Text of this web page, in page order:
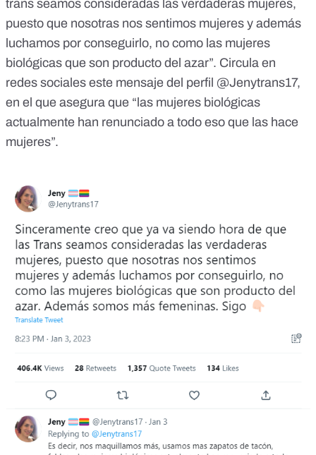
trans seamos consideradas las verdaderas mujeres,
puesto que nosotras nos sentimos mujeres y además
luchamos por conseguirlo, no como las mujeres
biológicas que son producto del azar”. Circula en
redes sociales este mensaje del perfil @Jenytrans17,
en el que asegura que “las mujeres biológicas
actualmente han renunciado a todo eso que las hace
mujeres”.